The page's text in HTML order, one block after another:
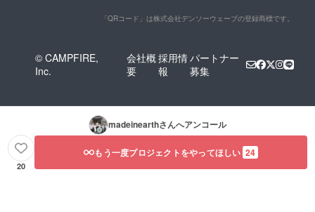
「QRコード」は株式会社デンソーウェーブの登録商標です。
© CAMPFIRE,
Inc.
会社概
要
採用情
報
パートナー
募集
madeinearthさんへアンコール
20
もう一度プロジェクトをやってほしい 24